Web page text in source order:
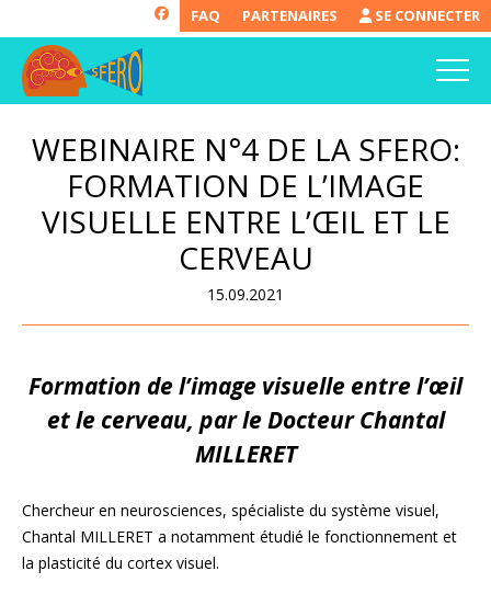
SE CONNECTER
PARTENAIRES
FAQ
WEBINAIRE N°4 DE LA SFERO:
FORMATION DE L’IMAGE
VISUELLE ENTRE L’ŒIL ET LE
CERVEAU
15.09.2021
Formation de l’image visuelle entre l’œil
et le cerveau, par le DocteurChantal
MILLERET
Chercheur en neurosciences, spécialiste du système visuel,
Chantal MILLERET a notamment étudié le fonctionnement et
la plasticité du cortex visuel.